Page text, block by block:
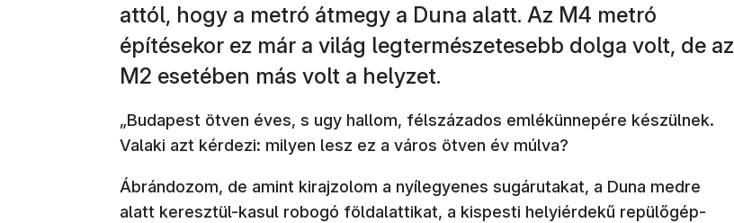
attól, hogy a metró átmegy a Duna alatt. Az M4 metró
építésekor ez már a világ legtermészetesebb dolga volt, de az
M2 esetében más volt a helyzet.
„Budapest ötven éves, s ugy hallom, félszázados emlékünnepére készülnek.
Valaki azt kérdezi: milyen lesz ez a város ötven év múlva?
Ábrándozom, de amint kirajzolom a nyílegyenes sugárutakat, a Duna medre
alatt keresztül-kasul robogó földalattikat, a kispesti helyiérdekű repülőgép-